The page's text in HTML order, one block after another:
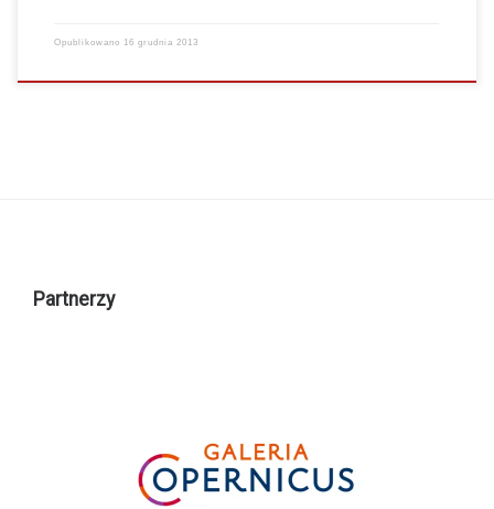
Opublikowano 16 grudnia 2013
Partnerzy